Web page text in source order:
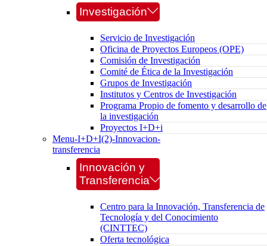
Investigación
Servicio de Investigación
Oficina de Proyectos Europeos (OPE)
Comisión de Investigación
Comité de Ética de la Investigación
Grupos de Investigación
Institutos y Centros de Investigación
Programa Propio de fomento y desarrollo de
la investigación
Proyectos I+D+i
Menu-I+D+I(2)-Innovacion-
transferencia
Innovación y
Transferencia
Centro para la Innovación, Transferencia de
Tecnología y del Conocimiento
(CINTTEC)
Oferta tecnológica